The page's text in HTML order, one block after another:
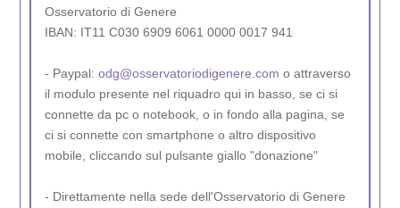
Osservatorio di Genere
IBAN: IT11 C030 6909 6061 0000 0017 941
- Paypal: odg@osservatoriodigenere.com o attraverso
il modulo presente nel riquadro qui in basso, se ci si
connette da pc o notebook, o in fondo alla pagina, se
ci si connette con smartphone o altro dispositivo
mobile, cliccando sul pulsante giallo "donazione"
- Direttamente nella sede dell'Osservatorio di Genere